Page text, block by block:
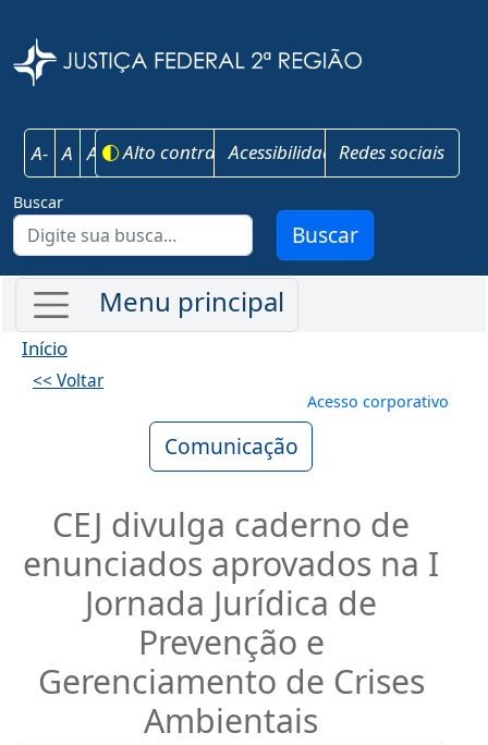
A- A A+ Alto contrasteAcessibilidadeRedes sociais
Buscar
Buscar
Início
<< Voltar
Menu de
Acesso corporativo
Comunicação
CEJ divulga caderno de
enunciados aprovados na I
Jornada Jurídica de
Prevenção e
Gerenciamento de Crises
Ambientais